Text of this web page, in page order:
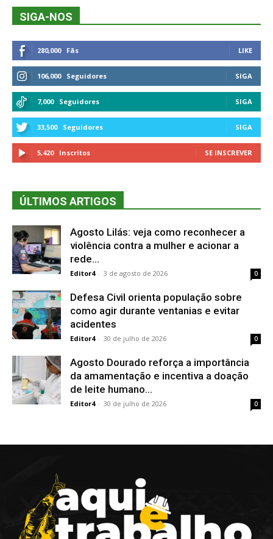
SIGA-NOS
280,000 Fãs LIKE
106,000 Seguidores SIGA
7,000 Seguidores SIGA
33,500 Seguidores SIGA
5,420 Inscritos SE INSCREVER
ÚLTIMOS ARTIGOS
Agosto Lilás: veja como reconhecer a
violência contra a mulher e acionar a
rede...
Editor4 - 3 de agosto de 2026 0
Defesa Civil orienta população sobre
como agir durante ventanias e evitar
acidentes
Editor4 - 30 de julho de 2026 0
Agosto Dourado reforça a importância
da amamentação e incentiva a doação
de leite humano...
Editor4 - 30 de julho de 2026 0